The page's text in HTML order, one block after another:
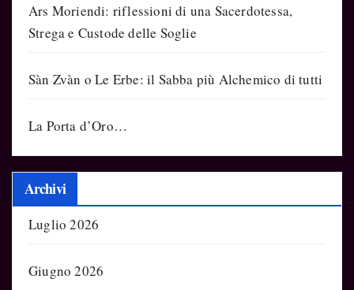
Ars Moriendi: riflessioni di una Sacerdotessa,
Strega e Custode delle Soglie
Sàn Zvàn o Le Erbe: il Sabba più Alchemico di tutti
La Porta d’Oro…
Archivi
Luglio 2026
Giugno 2026